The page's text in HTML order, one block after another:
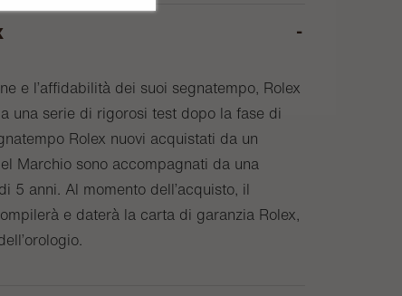
e l’affidabilità dei suoi segnatempo, Rolex
una serie di rigorosi test dopo la fase di
Rolex nuovi acquistati da un
Marchio sono accompagnati da una
5 anni. Al momento dell’acquisto, il
e daterà la carta di garanzia Rolex,